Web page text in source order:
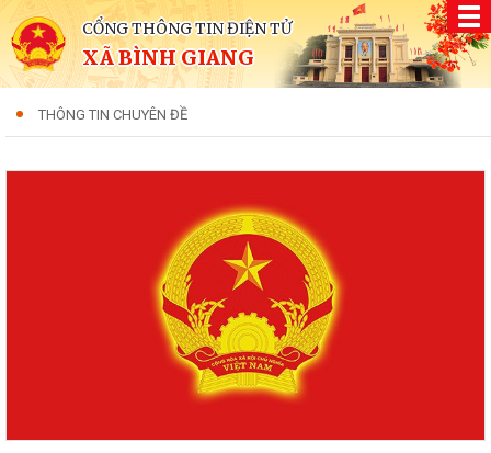
CỔNG THÔNG TIN ĐIỆN TỬ
XÃ BÌNH GIANG
THÔNG TIN CHUYÊN ĐỀ